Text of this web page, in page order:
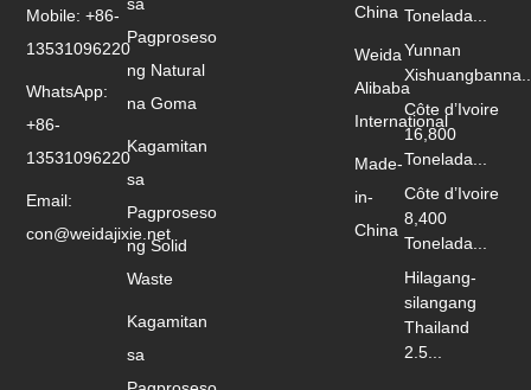
China
Weida
Alibaba
International
Made-
in-
China
Pagproseso
ng Natural
na Goma
Kagamitan
sa
Pagproseso
ng Solid
Waste
Kagamitan
sa
Tonelada...
Yunnan
Côte d’Ivoire
16,800
Tonelada...
Côte d’Ivoire
8,400
Tonelada...
Hilagang-
silangang
Thailand
2.5...
Mobile: +86-
13531096220
WhatsApp:
+86-
13531096220
Email:
con@weidajixie.net